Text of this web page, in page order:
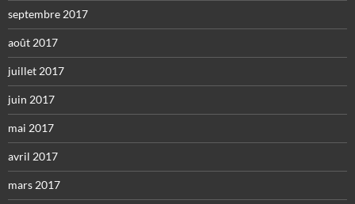
septembre 2017
août 2017
juillet 2017
juin 2017
mai 2017
avril 2017
mars 2017